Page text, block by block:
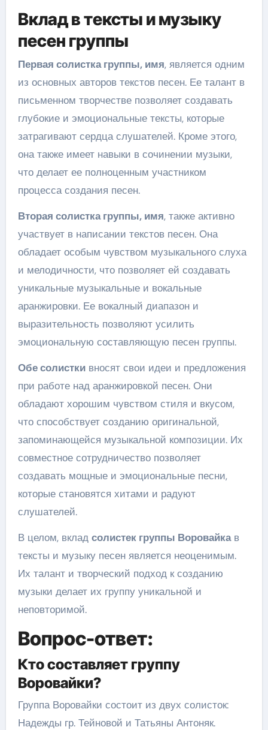
Вклад в тексты и музыку
песен группы
Первая солистка группы, имя, является одним
из основных авторов текстов песен. Ее талант в
письменном творчестве позволяет создавать
глубокие и эмоциональные тексты, которые
затрагивают сердца слушателей. Кроме этого,
она также имеет навыки в сочинении музыки,
что делает ее полноценным участником
процесса создания песен.
Вторая солистка группы, имя, также активно
участвует в написании текстов песен. Она
обладает особым чувством музыкального слуха
и мелодичности, что позволяет ей создавать
уникальные музыкальные и вокальные
аранжировки. Ее вокалный диапазон и
выразительность позволяют усилить
эмоциональную составляющую песен группы.
Обе солисткивносят свои идеи и предложения
при работе над аранжировкой песен. Они
обладают хорошим чувством стиля и вкусом,
что способствует созданию оригинальной,
запоминающейся музыкальной композиции. Их
совместное сотрудничество позволяет
создавать мощные и эмоциональные песни,
которые становятся хитами и радуют
слушателей.
В целом, вклад солистек группы Воровайкав
тексты и музыку песен является неоценимым.
Их талант и творческий подход к созданию
музыки делает их группу уникальной и
неповторимой.
Вопрос-ответ:
Кто составляет группу
Воровайки?
Группа Воровайки состоит из двух солисток:
Надежды гр. Тейновой и Татьяны Антоняк.